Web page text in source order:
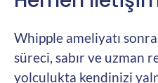
Whipple ameliyatı
süreci, sabır ve uzman
yolculukta kendinizi